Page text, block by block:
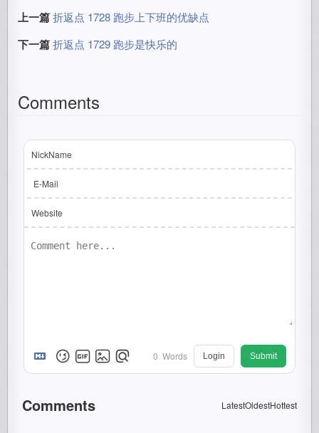
上一篇 折返点 1728 跑步上下班的优缺点
下一篇 折返点 1729 跑步是快乐的
Comments
NickName
E-Mail
Website
0 Words Login Submit
Comments LatestOldestHottest